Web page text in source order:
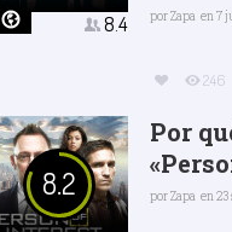
8.4 porZapa en 7
246
8.2
Por
porZapa en